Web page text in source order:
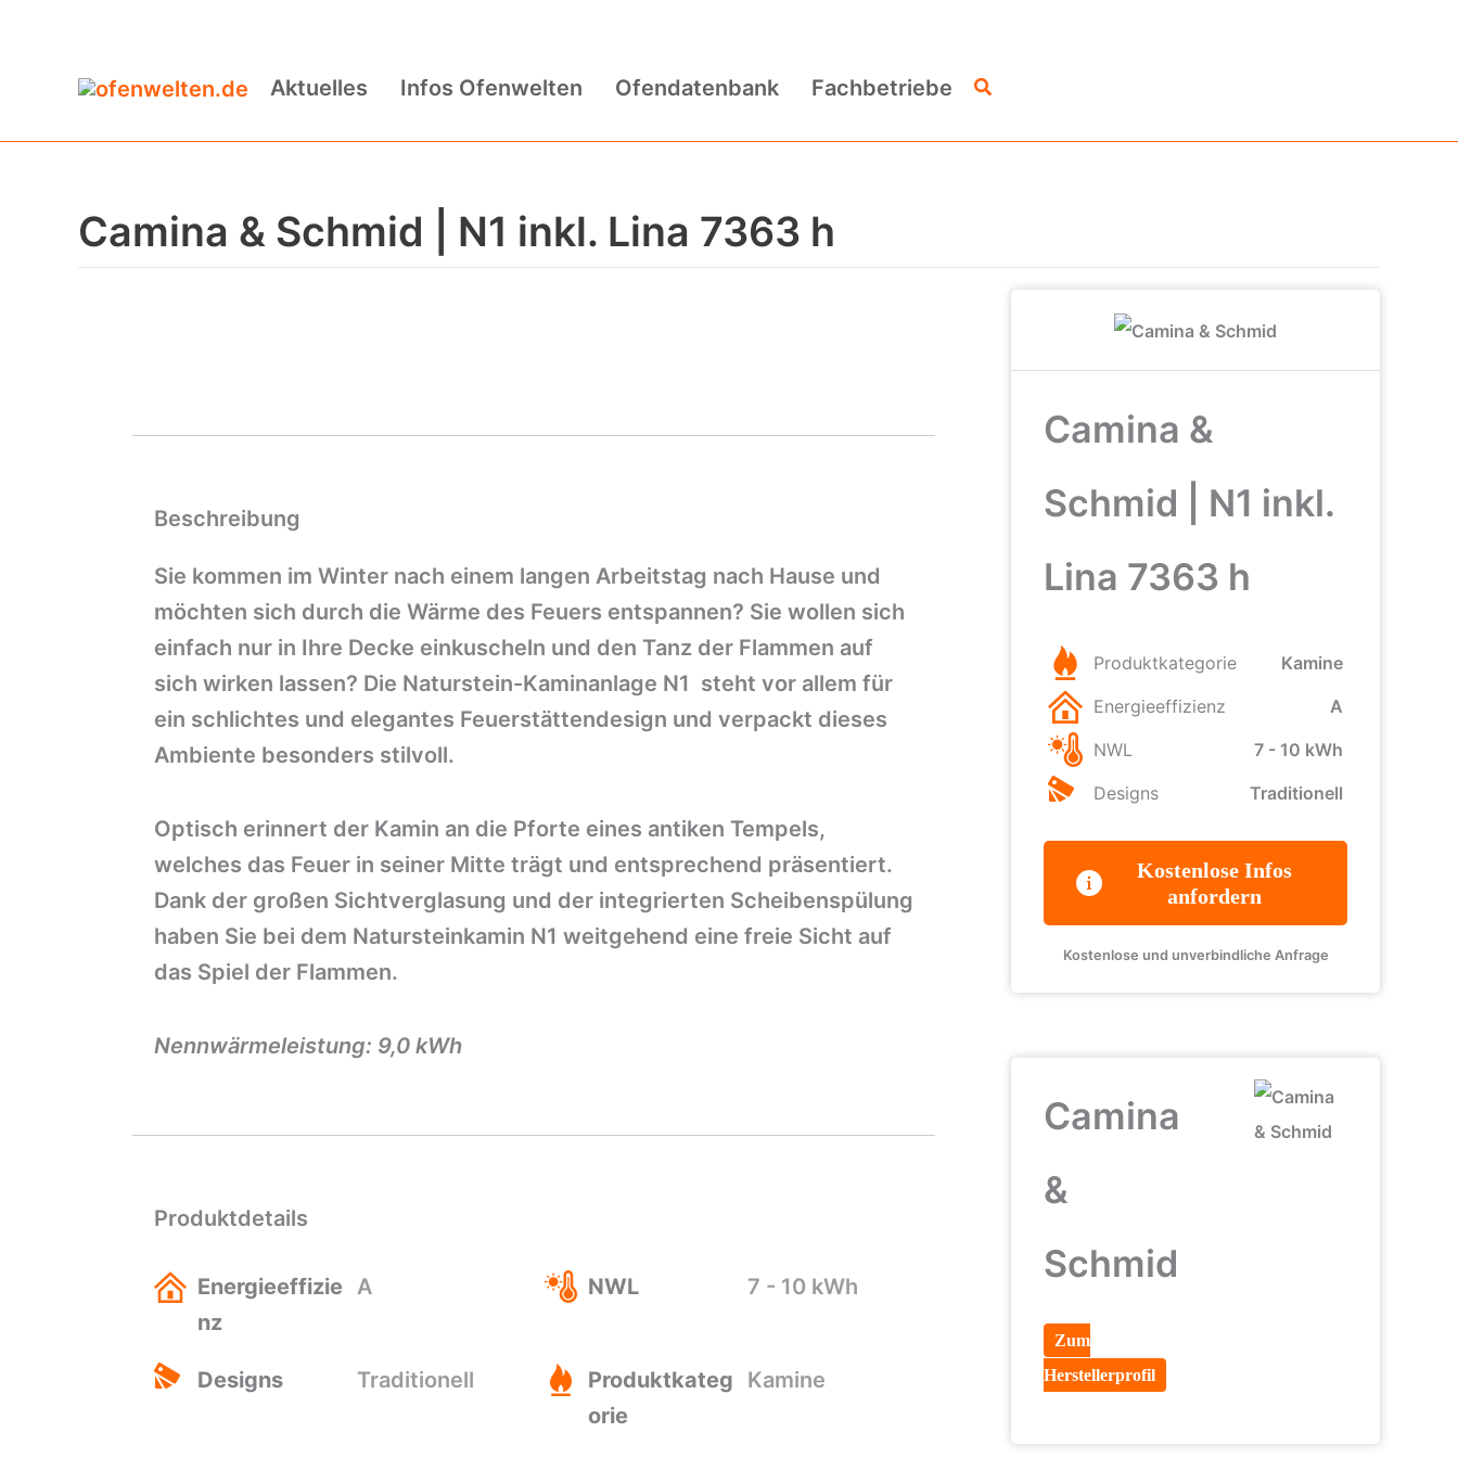
springen
Aktuelles Infos Ofenwelten Ofendatenbank Fachbetriebe Suchen
Camina & Schmid | N1 inkl. Lina 7363 h
Beschreibung
Sie kommen im Winter nach einem langen Arbeitstag nach Hause und
möchten sich durch die Wärme des Feuers entspannen? Sie wollen sich
einfach nur in Ihre Decke einkuscheln und den Tanz der Flammen auf
sich wirken lassen? Die Naturstein-Kaminanlage N1 steht vor allem für
ein schlichtes und elegantes Feuerstättendesign und verpackt dieses
Ambiente besonders stilvoll.
Optisch erinnert der Kamin an die Pforte eines antiken Tempels,
welches das Feuer in seiner Mitte trägt und entsprechend präsentiert.
Dank der großen Sichtverglasung und der integrierten Scheibenspülung
haben Sie bei dem Natursteinkamin N1 weitgehend eine freie Sicht auf
das Spiel der Flammen.
Nennwärmeleistung: 9,0 kWh
Produktdetails
Energieeffizie
nz
A NWL 7 - 10 kWh
Designs Traditionell
Produktkateg
orie
Kamine
Camina &
Schmid | N1 inkl.
Lina 7363 h
Produktkategorie
Kamine
Energieeffizienz
A
NWL
7 - 10 kWh
Designs
Traditionell
Kostenlose Infos
anfordern
Kostenlose und unverbindliche Anfrage
Camina
&
Schmid
Zum
Herstellerprofil